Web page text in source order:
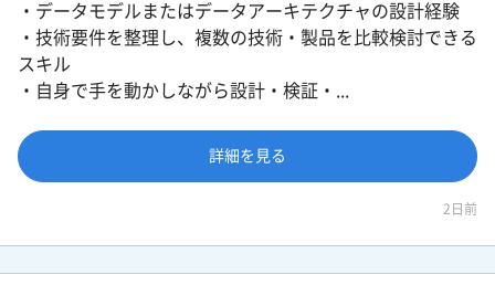
・データモデルまたはデータアーキテクチャの設計経験
・技術要件を整理し、複数の技術・製品を比較検討できる
スキル
・自身で手を動かしながら設計・検証・...
詳細を見る
2日前